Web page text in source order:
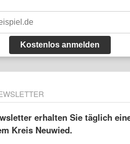
Kostenlos anmelden
erhalten Sie täglich
Kreis Neuwied.